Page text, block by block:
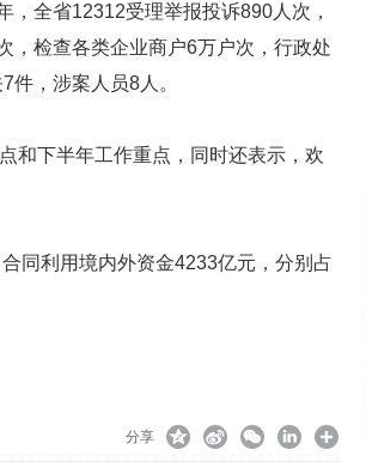
全省12312受理举报投诉890人次，
，检查各类企业商户6万户次，行政处
，涉案人员8人。
和下半年工作重点，同时还表示，欢
同利用境内外资金4233亿元，分别占
分享